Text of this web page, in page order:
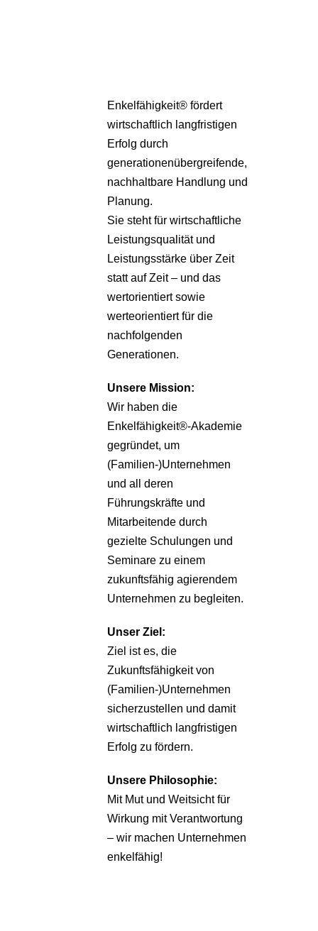
Enkelfähigkeit® fördert
wirtschaftlich langfristigen
Erfolg durch
generationenübergreifende,
nachhaltbare Handlung und
Planung.
Sie steht für wirtschaftliche
Leistungsqualität und
Leistungsstärke über Zeit
statt auf Zeit – und das
wertorientiert sowie
werteorientiert für die
nachfolgenden
Generationen.
Unsere Mission:
Wir haben die
Enkelfähigkeit®-Akademie
gegründet, um
(Familien-)Unternehmen
und all deren
Führungskräfte und
Mitarbeitende durch
gezielte Schulungen und
Seminare zu einem
zukunftsfähig agierendem
Unternehmen zu begleiten.
Unser Ziel:
Ziel ist es, die
Zukunftsfähigkeit von
(Familien-)Unternehmen
sicherzustellen und damit
wirtschaftlich langfristigen
Erfolg zu fördern.
Unsere Philosophie:
Mit Mut und Weitsicht für
Wirkung mit Verantwortung
– wir machen Unternehmen
enkelfähig!